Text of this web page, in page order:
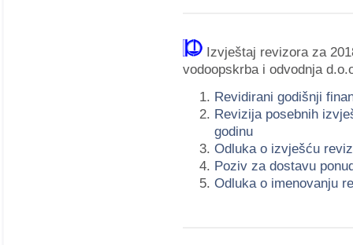
Izvještaj revizora za
vodoopskrba i odvodnja
Revidirani godišnji
Revizija posebnih
godinu
Odluka o izvješću
Poziv za dostavu
Odluka o imenovanju